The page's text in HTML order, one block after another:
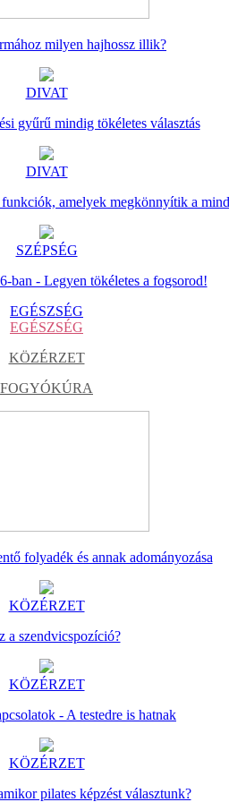
milyen hajhossz illik?
DIVAT
gyűrű mindig tökéletes választás
DIVAT
amelyek megkönnyítik a
SZÉPSÉG
ban - Legyen tökéletes a fogsorod!
EGÉSZSÉG
EGÉSZSÉG
KÖZÉRZET
FOGYÓKÚRA
folyadék és annak adományozása
KÖZÉRZET
a szendvicspozíció?
KÖZÉRZET
- A testedre is hatnak
KÖZÉRZET
pilates képzést választunk?